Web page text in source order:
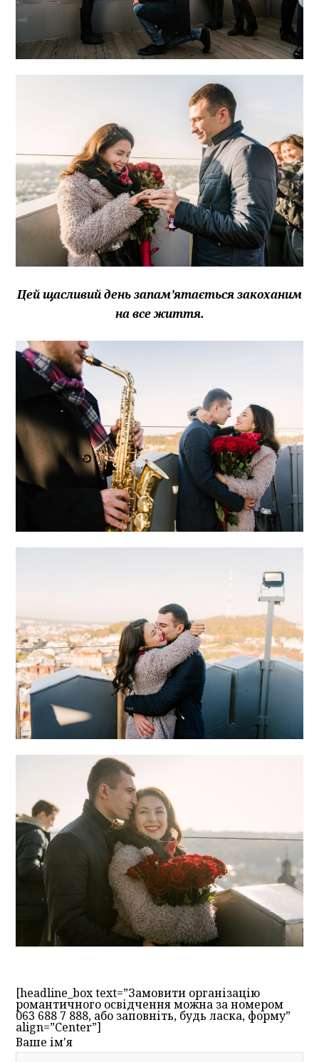
Цей щасливий день запам’ятається закоханим
на все життя.
[headline_box text=”Замовити організацію
романтичного освідчення можна за номером
063 688 7 888, або заповніть, будь ласка, форму”
align=”Center”]
Ваше ім'я